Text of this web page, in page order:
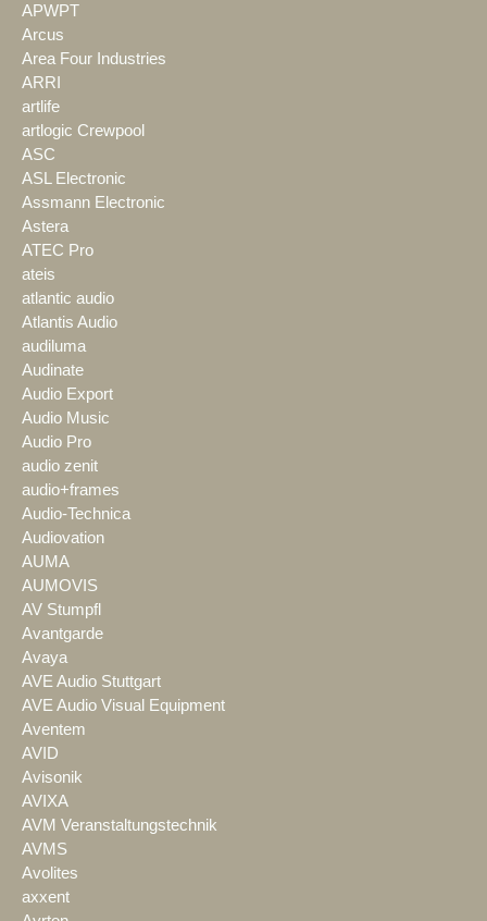
APWPT
Arcus
Area Four Industries
ARRI
artlife
artlogic Crewpool
ASC
ASL Electronic
Assmann Electronic
Astera
ATEC Pro
ateis
atlantic audio
Atlantis Audio
audiluma
Audinate
Audio Export
Audio Music
Audio Pro
audio zenit
audio+frames
Audio-Technica
Audiovation
AUMA
AUMOVIS
AV Stumpfl
Avantgarde
Avaya
AVE Audio Stuttgart
AVE Audio Visual Equipment
Aventem
AVID
Avisonik
AVIXA
AVM Veranstaltungstechnik
AVMS
Avolites
axxent